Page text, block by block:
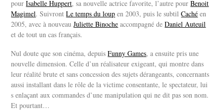
pourIsabelle Huppert, sa nouvelle actrice favorite, l’autre pourBenoit
Magimel. SuivrontLe temps du loup en 2003, puis le subtilCaché en
2005, avec à nouveauJuliette Binoche accompagné deDaniel Auteuil
et de tout un cas français.
Nul doute que son cinéma, depuisFunny Games, a ensuite pris une
nouvelle dimension. Celle d’un réalisateur exigeant, qui montre dans
leur réalité brute et sans concession des sujets dérangeants, concernants
aussi installant dans le rôle de la victime consentante, le spectateur, lui
s enlaçant aux commandes d’une manipulation qui ne dit pas son nom.
Et pourtant…